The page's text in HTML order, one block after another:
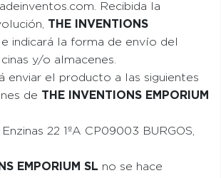
Recibida la
THE INVENTIONS
le indicará la forma de envío del
y/o almacenes.
enviar el producto a las siguientes
de THE INVENTIONS EMPORIUM
22 1ºA CP09003 BURGOS,
EMPORIUM SL no se hace